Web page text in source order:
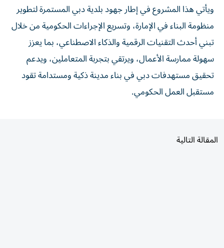
ويأتي هذا المشروع في إطار جهود بلدية دبي المستمرة لتطوير
منظومة البناء في الإمارة، وتسريع الإجراءات الحكومية من خلال
تبني أحدث التقنيات الرقمية والذكاء الاصطناعي، بما يعزز
سهولة ممارسة الأعمال، ويرتقي بتجربة المتعاملين، ويدعم
تحقيق مستهدفات دبي في بناء مدينة ذكية ومستدامة تقود
مستقبل العمل الحكومي.
المقالة التالية